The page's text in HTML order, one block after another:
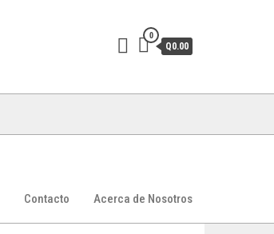
0
Q0.00
Contacto Acerca de Nosotros